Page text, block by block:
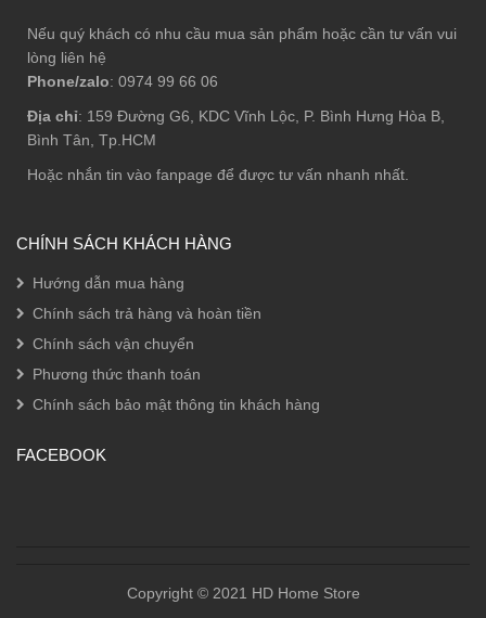
Nếu quý khách có nhu cầu mua sản phẩm hoặc cần tư vấn vui
lòng liên hệ
Phone/zalo: 0974 99 66 06
Địa chỉ: 159 Đường G6, KDC Vĩnh Lộc, P. Bình Hưng Hòa B,
Bình Tân, Tp.HCM
Hoặc nhắn tin vào fanpage để được tư vấn nhanh nhất.
CHÍNH SÁCH KHÁCH HÀNG
Hướng dẫn mua hàng
Chính sách trả hàng và hoàn tiền
Chính sách vận chuyển
Phương thức thanh toán
Chính sách bảo mật thông tin khách hàng
FACEBOOK
Copyright © 2021 HD Home Store